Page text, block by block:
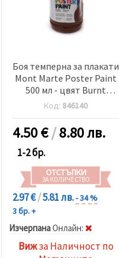
Боя темперна за плакати
Mont Marte Poster Paint
500 мл - цвят Burnt
Umber умбра
Код: 846140
4.50€/8.80 лв.
1-2 бр.
ОТСТЪПКИ
ЗА КОЛИЧЕСТВО
2.97 €/5.81 лв.- 34 %
3 бр. +
ИзчерпанаOнлайн:
Вижза Наличност по